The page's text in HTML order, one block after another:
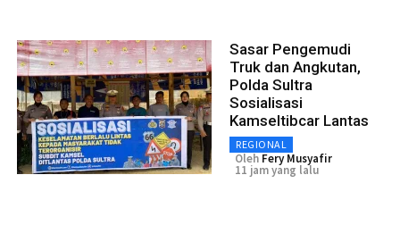
Sasar Pengemudi
Truk dan Angkutan,
Polda Sultra
Sosialisasi
Kamseltibcar Lantas
REGIONAL
Oleh Fery Musyafir
11 jam yang lalu